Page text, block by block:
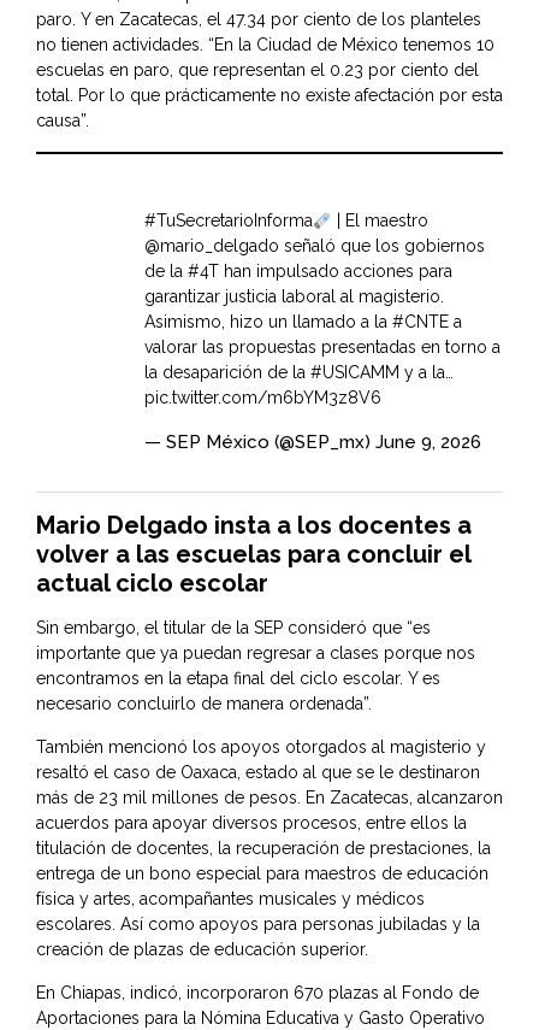
paro. Y en Zacatecas, el 47.34 por ciento de los planteles
no tienen actividades. “En la Ciudad de México tenemos 10
escuelas en paro, que representan el 0.23 por ciento del
total. Por lo que prácticamente no existe afectación por esta
causa”.
#TuSecretarioInforma
| El maestro
@mario_delgado señaló que los gobiernos
de la #4T han impulsado acciones para
garantizar justicia laboral al magisterio.
Asimismo, hizo un llamado a la #CNTE a
valorar las propuestas presentadas en torno a
la desaparición de la #USICAMM y a la…
pic.twitter.com/m6bYM3z8V6
— SEP México (@SEP_mx) June 9, 2026
Mario Delgado insta a los docentes a
volver a las escuelas para concluir el
actual ciclo escolar
Sin embargo, el titular de la SEP consideró que “es
importante que ya puedan regresar a clases porque nos
encontramos en la etapa final del ciclo escolar. Y es
necesario concluirlo de manera ordenada”.
También mencionó los apoyos otorgados al magisterio y
resaltó el caso de Oaxaca, estado al que se le destinaron
más de 23 mil millones de pesos. En Zacatecas, alcanzaron
acuerdos para apoyar diversos procesos, entre ellos la
titulación de docentes, la recuperación de prestaciones, la
entrega de un bono especial para maestros de educación
física y artes, acompañantes musicales y médicos
escolares. Así como apoyos para personas jubiladas y la
creación de plazas de educación superior.
En Chiapas, indicó, incorporaron 670 plazas al Fondo de
Aportaciones para la Nómina Educativa y Gasto Operativo